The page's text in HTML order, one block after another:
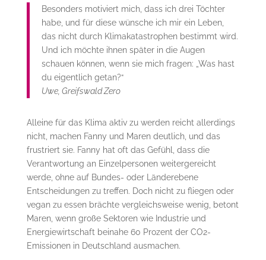
Besonders motiviert mich, dass ich drei Töchter
habe, und für diese wünsche ich mir ein Leben,
das nicht durch Klimakatastrophen bestimmt wird.
Und ich möchte ihnen später in die Augen
schauen können, wenn sie mich fragen: „Was hast
du eigentlich getan?“
Uwe, Greifswald Zero
Alleine für das Klima aktiv zu werden reicht allerdings
nicht, machen Fanny und Maren deutlich, und das
frustriert sie. Fanny hat oft das Gefühl, dass die
Verantwortung an Einzelpersonen weitergereicht
werde, ohne auf Bundes- oder Länderebene
Entscheidungen zu treffen. Doch nicht zu fliegen oder
vegan zu essen brächte vergleichsweise wenig, betont
Maren, wenn große Sektoren wie Industrie und
Energiewirtschaft beinahe 60 Prozent der CO2-
Emissionen in Deutschland ausmachen.